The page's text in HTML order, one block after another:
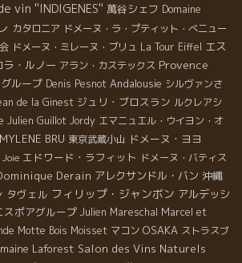
vin ''INDIGENES'' 萬谷シェフ Domaine
カタロニア ドメーヌ・ラ・プティット・べニュー
ドメーヌ・ミレーヌ・ブリュ La Tour Eiffel エス
ラ・ルノー アラン・カステックス Provence
ループ Denis Pesnot Andalousie シルヴァンさ
de la Ginest ジュリ・ブロスラン ルクレアシ
Julien Guillot Jordy エマニュエル・ウイヨン・オ
BRU 東京武蔵小山 ドメーヌ・ヨヨ
Joie エドワード・ラフィット ドメーヌ・バティス
Derain アレクサンドル・バン 沖縄
タヴェル フィリップ・ジャンボン アルデッシ
スポアグループ Julien Mareschal Marcel et
Motte Bois Moisset マコン OSAKA ストラスブ
Laforest Salon des Vins Naturels